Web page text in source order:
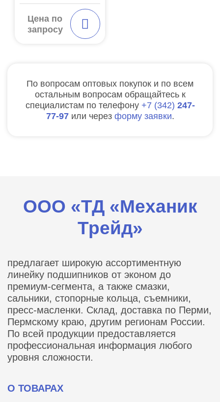
Цена по
запросу
По вопросам оптовых покупок и по всем
остальным вопросам обращайтесь к
специалистам по телефону
7 342 247-
77-97 или через форму заявки.
ООО «ТД «Механик
Трейд»
предлагает широкую ассортиментную
линейку подшипников от эконом до
премиум-сегмента, а также смазки,
сальники, стопорные кольца, съемники,
пресс-масленки. Склад, доставка по Перми,
Пермскому краю, другим регионам России.
По всей продукции предоставляется
профессиональная информация любого
уровня сложности.
О ТОВАРАХ